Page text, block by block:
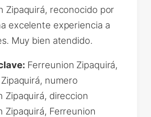
Zipaquirá, reconocido por
excelente experiencia a
Muy bien atendido.
Ferreunion Zipaquirá,
numero
Zipaquirá, direccion
Zipaquirá, Ferreunion